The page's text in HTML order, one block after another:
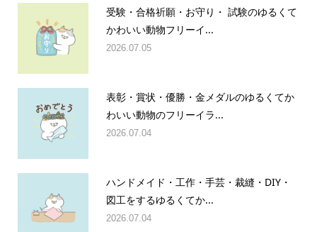
受験・合格祈願・お守り・ 試験のゆるくて
かわいい動物フリーイ...
2026.07.05
表彰・賞状・優勝・金メダルのゆるくてか
わいい動物のフリーイラ...
2026.07.04
ハンドメイド・工作・手芸・裁縫・DIY・
図工をするゆるくてか...
2026.07.04